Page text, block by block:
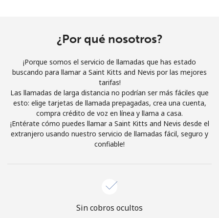
Únete
¡Hola!
Inicia sesión o REGÍSTRATE →
¿Olvidaste tu contraseña? →
¿Por qué nosotros?
¡Porque somos el servicio de llamadas que has estado
buscando para llamar a Saint Kitts and Nevis por las mejores
tarifas!
Las llamadas de larga distancia no podrían ser más fáciles que
esto: elige tarjetas de llamada prepagadas, crea una cuenta,
compra crédito de voz en línea y llama a casa.
¡Entérate cómo puedes llamar a Saint Kitts and Nevis desde el
extranjero usando nuestro servicio de llamadas fácil, seguro y
confiable!
Sin cobros ocultos